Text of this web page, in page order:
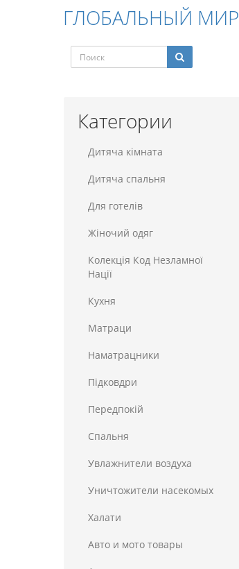
ГЛОБАЛЬНЫЙ МИР
Категории
Дитяча кімната
Дитяча спальня
Для готелiв
Жіночий одяг
Колекція Код Незламної
Нації
Кухня
Матраци
Наматрацники
Пiдковдри
Передпокій
Спальня
Увлажнители воздуха
Уничтожители насекомых
Халати
Авто и мото товары